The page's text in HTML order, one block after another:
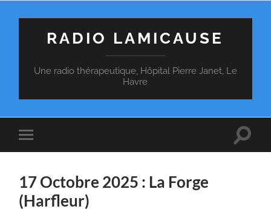
RADIO LAMICAUSE
Une radio thérapeutique, Hôpital Pierre Janet, Le
Havre
Toggle
mobile
Toggle
17 Octobre 2025 : La Forge
(Harfleur)